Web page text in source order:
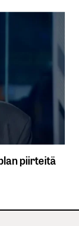
piirteitä